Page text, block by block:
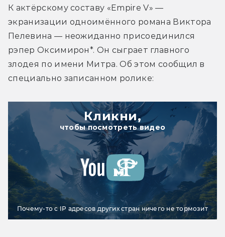
К актёрскому составу «Empire V» —
экранизации одноимённого романа Виктора
Пелевина — неожиданно присоединился
рэпер Оксимирон*. Он сыграет главного
злодея по имени Митра. Об этом сообщил в
специально записанном ролике:
Кликни,
чтобы посмотреть видео
Почему-то с IP адресов других стран ничего не тормозит